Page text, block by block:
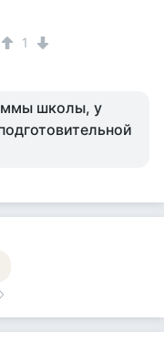
1
школы, у